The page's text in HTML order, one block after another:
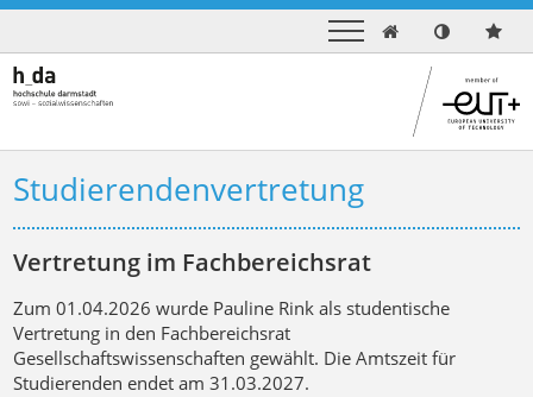

Studierendenvertretung
Vertretung im Fachbereichsrat
Zum 01.04.2026 wurde Pauline Rink als studentische
Vertretung in den Fachbereichsrat
Gesellschaftswissenschaften gewählt. Die Amtszeit für
Studierenden endet am 31.03.2027.